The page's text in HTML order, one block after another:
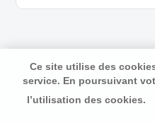
Ce site utilise des
service. En poursuivant
l’utilisation des cookies.